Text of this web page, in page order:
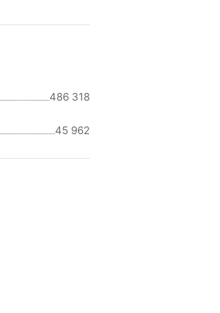
486 318
45 962